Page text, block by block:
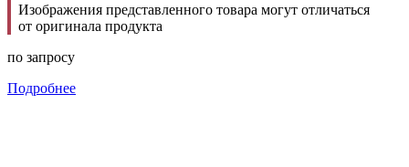
Изображения представленного товара могут отличаться
от оригинала продукта
по запросу
Подробнее